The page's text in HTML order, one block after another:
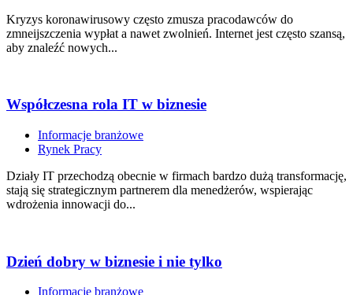
Kryzys koronawirusowy często zmusza pracodawców do
zmneijszczenia wypłat a nawet zwolnień. Internet jest często szansą,
aby znaleźć nowych...
Współczesna rola IT w biznesie
Informacje branżowe
Rynek Pracy
Działy IT przechodzą obecnie w firmach bardzo dużą transformację,
stają się strategicznym partnerem dla menedżerów, wspierając
wdrożenia innowacji do...
Dzień dobry w biznesie i nie tylko
Informacje branżowe